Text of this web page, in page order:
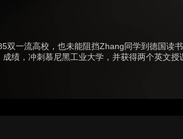
双一流高校，也未能阻挡Zhang同学到德国读
成绩，冲刺慕尼黑工业大学，并获得两个英文